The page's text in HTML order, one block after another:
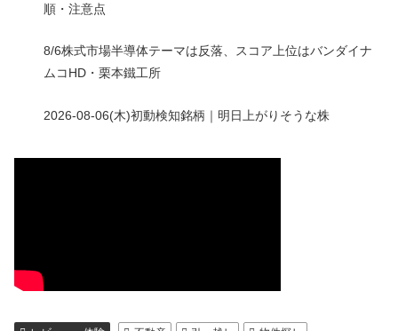
順・注意点
8/6株式市場半導体テーマは反落、スコア上位はバンダイナ
ムコHD・栗本鐵工所
2026-08-06(木)初動検知銘柄｜明日上がりそうな株